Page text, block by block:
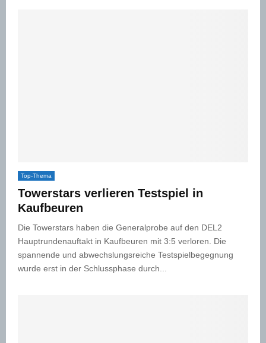
Top-Thema
Towerstars verlieren Testspiel in
Kaufbeuren
Die Towerstars haben die Generalprobe auf den DEL2
Hauptrundenauftakt in Kaufbeuren mit 3:5 verloren. Die
spannende und abwechslungsreiche Testspielbegegnung
wurde erst in der Schlussphase durch...